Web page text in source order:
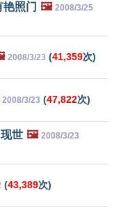
照门 🖼️ 2008/3/25
2008/3/23 (41,359次)
2008/3/23 (47,822次)
世 🖼️ 2008/3/23
(43,389次)